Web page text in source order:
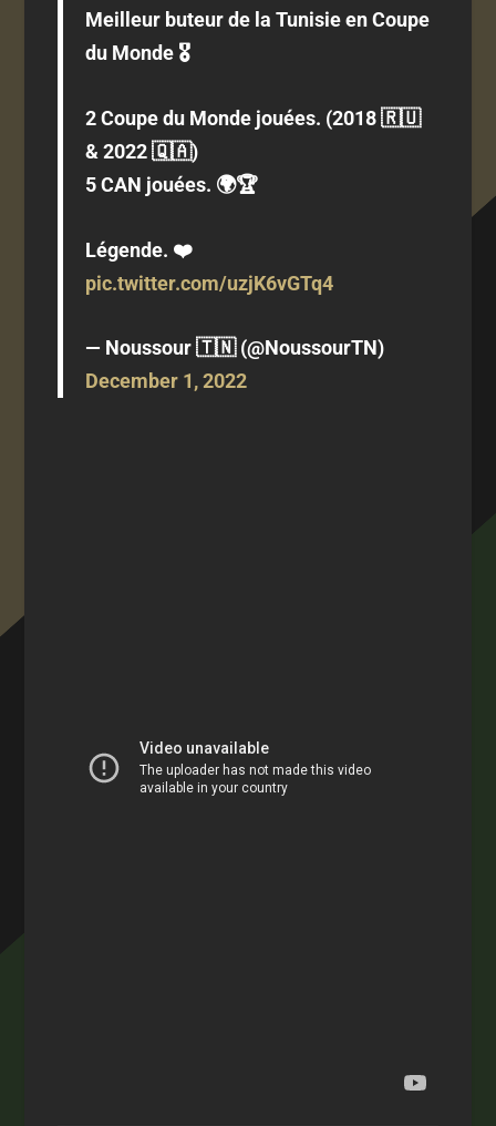
Meilleur buteur de la Tunisie en Coupe
du Monde 🎖️
2 Coupe du Monde jouées. (2018 🇷🇺
& 2022 🇶🇦)
5 CAN jouées. 🌍🏆
Légende. ❤️
pic.twitter.com/uzjK6vGTq4
— Noussour 🇹🇳 (@NoussourTN)
December 1, 2022